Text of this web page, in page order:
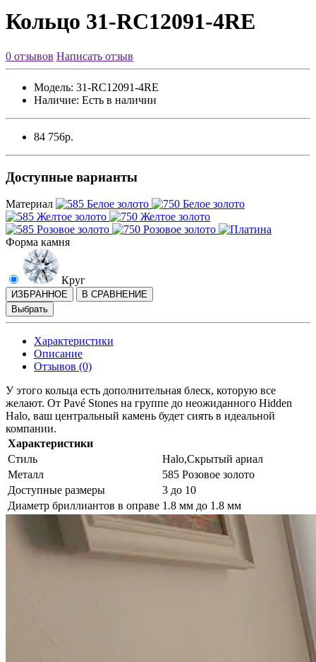
Кольцо 31-RC12091-4RE
0 отзывов Написать отзыв
Модель: 31-RC12091-4RE
Наличие: Есть в наличии
84 756р.
Доступные варианты
Материал
Форма камня
Круг
ИЗБРАННОЕ
В СРАВНЕНИЕ
Выбрать
Характеристики
Описание
Отзывов (0)
У этого кольца есть дополнительная блеск, которую все
желают. От Pavé Stones на группе до неожиданного Hidden
Halo, ваш центральный камень будет сиять в идеальной
компании.
Характеристики
Стиль
Halo,Скрытый ариал
Металл
585 Розовое золото
Доступные размеры
3 до 10
Диаметр бриллиантов в оправе 1.8 мм до 1.8 мм